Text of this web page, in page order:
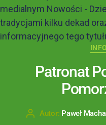
medialnym Nowości -
tradycjami kilku dekad
informacyjnego tego
Patronat
Autor: Paweł